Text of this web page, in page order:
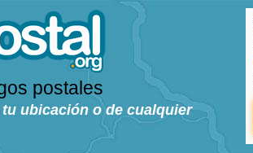
postales
ubicación o de cualquier